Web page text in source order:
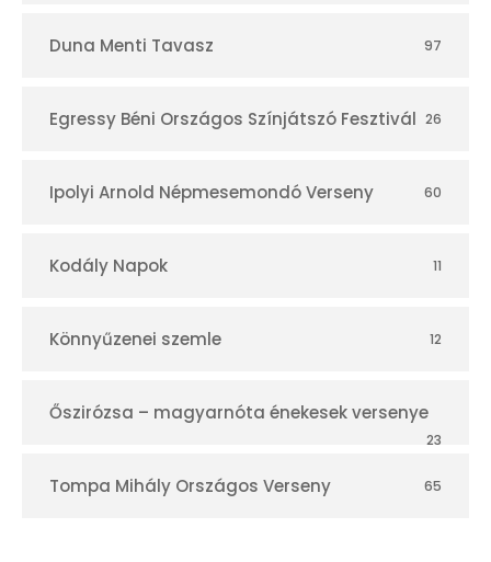
Duna Menti Tavasz 97
Egressy Béni Országos Színjátszó Fesztivál 26
Ipolyi Arnold Népmesemondó Verseny 60
Kodály Napok 11
Könnyűzenei szemle 12
Őszirózsa – magyarnóta énekesek versenye
23
Tompa Mihály Országos Verseny 65